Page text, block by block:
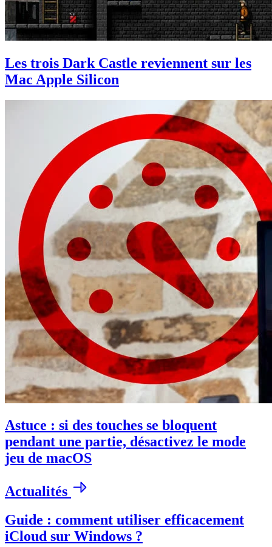
Les trois Dark Castle reviennent sur les
Mac Apple Silicon
Astuce : si des touches se bloquent
pendant une partie, désactivez le mode
jeu de macOS
Actualités
Guide : comment utiliser efficacement
iCloud sur Windows ?